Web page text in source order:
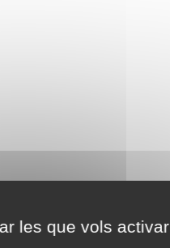
les que vols activar